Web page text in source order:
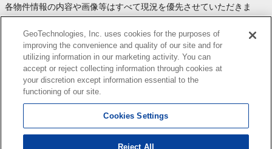
各物件情報の内容や画像等はすべて現況を優先させていただきま
す。
お取引等（お取引の準備、資金調達等を含みます）の際には、内容
や契約条件等について、 各情報提供元より十分な説明を受け、ご自
身でご確認の上、判断してください。
このコーナーへの物件情報のご掲載、その他不動産業務ソリューシ
ョン等についての不動産会社様のお問合せはこちら
します。
GeoTechnologies, Inc. uses cookies for the purposes of
improving the convenience and quality of our site and for
utilizing information in our marketing activity. You can
accept or reject collecting information through cookies at
your discretion except information essential to the
functioning of our site.
Cookies Settings
Reject All